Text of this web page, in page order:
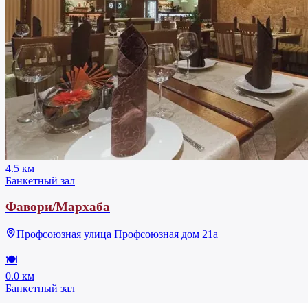
4.5 км
Банкетный зал
Фавори/Мархаба
Профсоюзная улица Профсоюзная дом 21а
🍽
0.0 км
Банкетный зал